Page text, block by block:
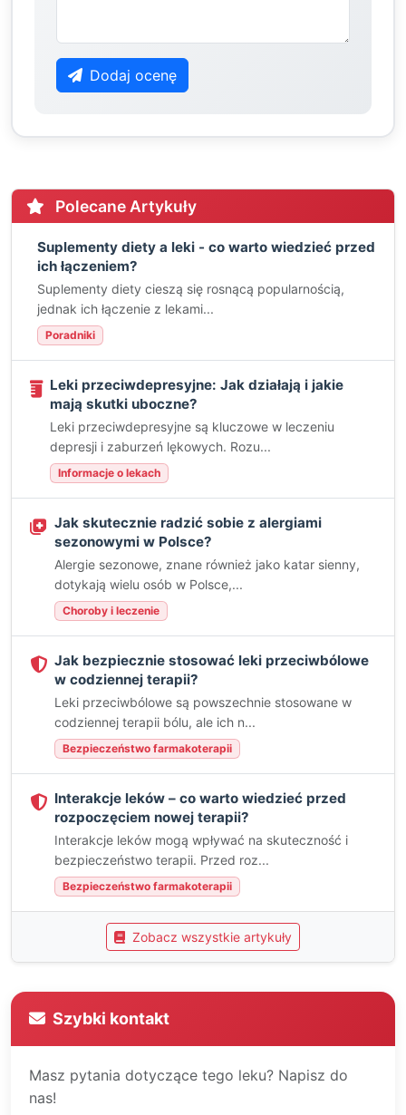
Dodaj ocenę
Polecane Artykuły
Suplementy diety a leki - co warto wiedzieć przed
ich łączeniem?
Suplementy diety cieszą się rosnącą popularnością,
jednak ich łączenie z lekami...
Poradniki
Leki przeciwdepresyjne: Jak działają i jakie
mają skutki uboczne?
Leki przeciwdepresyjne są kluczowe w leczeniu
depresji i zaburzeń lękowych. Rozu...
Informacje o lekach
Jak skutecznie radzić sobie z alergiami
sezonowymi w Polsce?
Alergie sezonowe, znane również jako katar sienny,
dotykają wielu osób w Polsce,...
Choroby i leczenie
Jak bezpiecznie stosować leki przeciwbólowe
w codziennej terapii?
Leki przeciwbólowe są powszechnie stosowane w
codziennej terapii bólu, ale ich n...
Bezpieczeństwo farmakoterapii
Interakcje leków – co warto wiedzieć przed
rozpoczęciem nowej terapii?
Interakcje leków mogą wpływać na skuteczność i
bezpieczeństwo terapii. Przed roz...
Bezpieczeństwo farmakoterapii
Zobacz wszystkie artykuły
Szybki kontakt
Masz pytania dotyczące tego leku? Napisz do
nas!